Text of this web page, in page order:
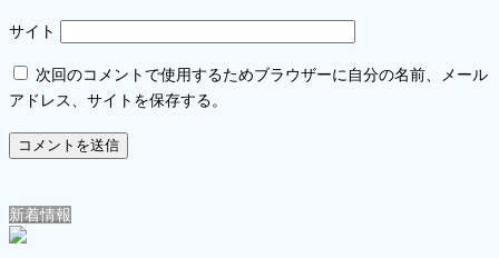
サイト
次回のコメントで使用するためブラウザーに自分の名前、メール
アドレス、サイトを保存する。
新着情報